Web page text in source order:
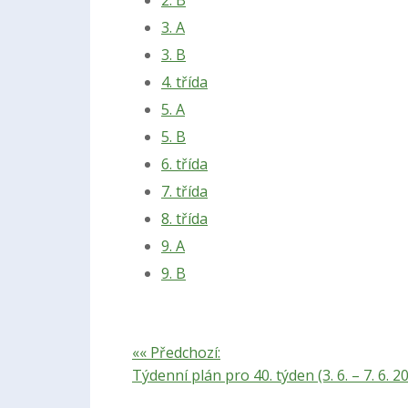
3. A
3. B
4. třída
5. A
5. B
6. třída
7. třída
8. třída
9. A
9. B
«« Předchozí:
Týdenní plán pro 40. týden (3. 6. – 7. 6.